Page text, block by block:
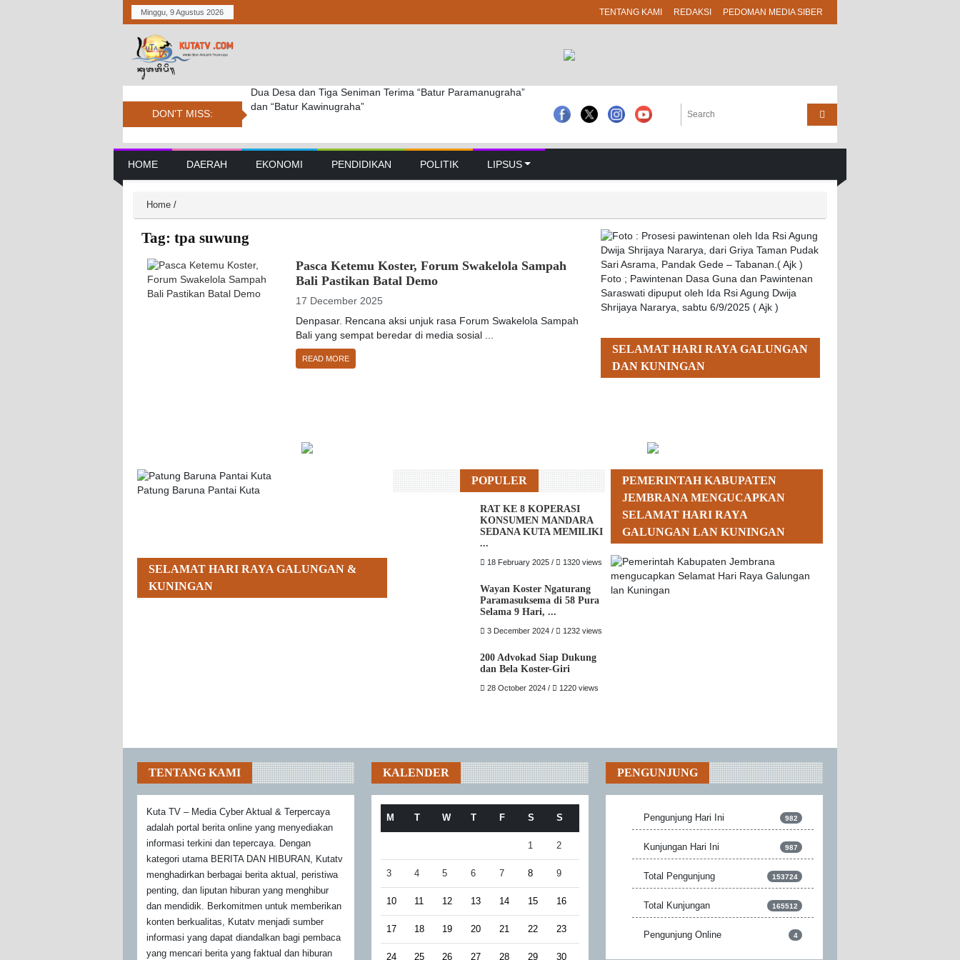
Minggu, 9 Agustus 2026 TENTANG KAMI REDAKSI PEDOMAN MEDIA SIBER
DON'T MISS:
Dua Desa dan Tiga Seniman Terima “Batur Paramanugraha”
dan “Batur Kawinugraha”
Anggota DPRD Badung I Made Rai Wirata Hadiri Pengarahan
Paskibraka Kabupaten dan Kecamatan Se-Kabupaten Badung.
MAHASABA PERTAMA PERKUMPULAN PENDIDIK PESRAMAN
INDONESIA (P3I) DITANDAI DENGAN MEMUKUL ALAT MUSIK
Main Navigation
HOME DAERAH EKONOMI PENDIDIKAN POLITIK LIPSUS
Home /
Tag: tpa suwung
Pasca Ketemu Koster, Forum Swakelola Sampah
Bali Pastikan Batal Demo
17 December 2025
Denpasar. Rencana aksi unjuk rasa Forum Swakelola Sampah
Bali yang sempat beredar di media sosial ...
READ MORE
Foto ; Pawintenan Dasa Guna dan Pawintenan
Saraswati dipuput oleh Ida Rsi Agung Dwija
Shrijaya Nararya, sabtu 6/9/2025 ( Ajk )
SELAMAT HARI RAYA GALUNGAN
DAN KUNINGAN
Patung Baruna Pantai Kuta
SELAMAT HARI RAYA GALUNGAN &
KUNINGAN
POPULER
RAT KE 8 KOPERASI
KONSUMEN MANDARA
SEDANA KUTA MEMILIKI
...
18 February 2025 / 1320 views
Wayan Koster Ngaturang
Paramasuksema di 58 Pura
Selama 9 Hari, ...
3 December 2024 / 1232 views
200 Advokad Siap Dukung
dan Bela Koster-Giri
28 October 2024 / 1220 views
PEMERINTAH KABUPATEN
JEMBRANA MENGUCAPKAN
SELAMAT HARI RAYA
GALUNGAN LAN KUNINGAN
TENTANG KAMI
Kuta TV – Media Cyber Aktual & Terpercaya
adalah portal berita online yang menyediakan
informasi terkini dan tepercaya. Dengan
kategori utama BERITA DAN HIBURAN, Kutatv
menghadirkan berbagai berita aktual, peristiwa
penting, dan liputan hiburan yang menghibur
dan mendidik. Berkomitmen untuk memberikan
konten berkualitas, Kutatv menjadi sumber
informasi yang dapat diandalkan bagi pembaca
yang mencari berita yang faktual dan hiburan
KALENDER
M T W T F S S
1 2
3 4 5 6 7 8 9
10 11 12 13 14 15 16
17 18 19 20 21 22 23
24 25 26 27 28 29 30
PENGUNJUNG
Pengunjung Hari Ini 982
Kunjungan Hari Ini 987
Total Pengunjung 153724
Total Kunjungan 165512
Pengunjung Online 4